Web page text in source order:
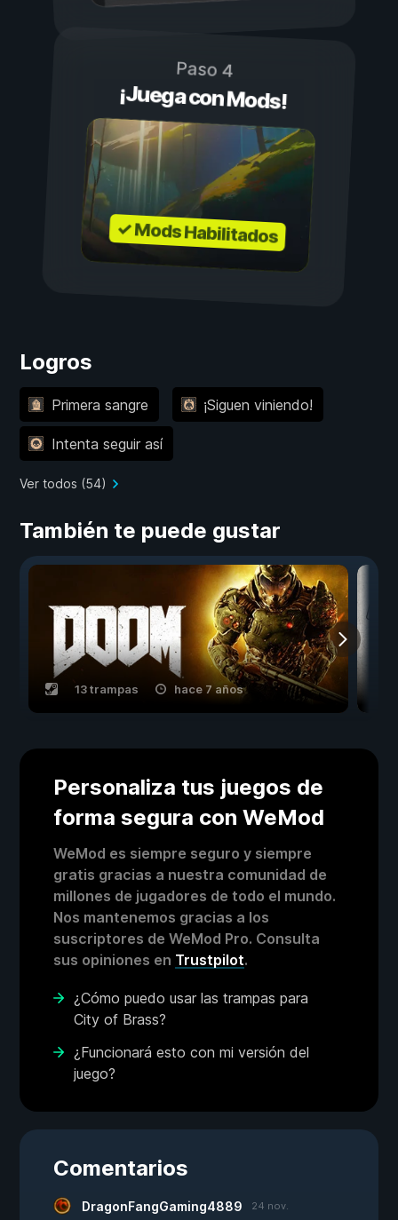
Paso 4
¡Juega con Mods!
✓ Mods Habilitados
Logros
Primera sangre ¡Siguen viniendo!
Intenta seguir así
Ver todos (54)
También te puede gustar
13 trampas hace 7 años
Personaliza tus juegos de
forma segura con WeMod
WeMod es siempre seguro y siempre
gratis gracias a nuestra comunidad de
millones de jugadores de todo el mundo.
Nos mantenemos gracias a los
suscriptores de WeMod Pro. Consulta
sus opiniones en Trustpilot.
¿Cómo puedo usar las trampas para
City of Brass?
¿Funcionará esto con mi versión del
juego?
Comentarios
DragonFangGaming4889 24 nov.